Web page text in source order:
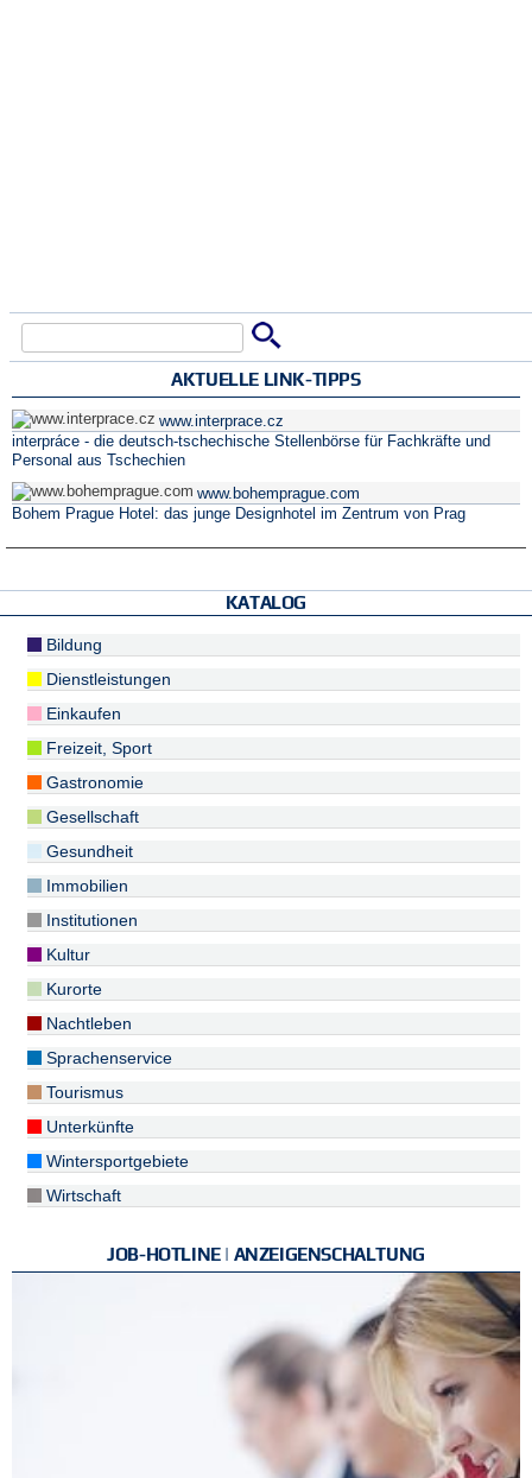
AKTUELLE LINK-TIPPS
www.interprace.cz
interpráce - die deutsch-tschechische Stellenbörse für Fachkräfte und
Personal aus Tschechien
www.bohemprague.com
Bohem Prague Hotel: das junge Designhotel im Zentrum von Prag
KATALOG
Bildung
Dienstleistungen
Einkaufen
Freizeit, Sport
Gastronomie
Gesellschaft
Gesundheit
Immobilien
Institutionen
Kultur
Kurorte
Nachtleben
Sprachenservice
Tourismus
Unterkünfte
Wintersportgebiete
Wirtschaft
JOB-HOTLINE | ANZEIGENSCHALTUNG